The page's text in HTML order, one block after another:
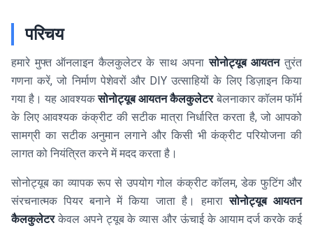
परिचय
हमारे मुफ्त ऑनलाइन कैलकुलेटर के साथ अपनासोनोट्यूब आयतनतुरंत
गणना करें, जो निर्माण पेशेवरों और DIY उत्साहियों के लिए डिज़ाइन किया
गया है। यह आवश्यकसोनोट्यूब आयतन कैलकुलेटरबेलनाकार कॉलम फॉर्म
के लिए आवश्यक कंक्रीट की सटीक मात्रा निर्धारित करता है, जो आपको
सामग्री का सटीक अनुमान लगाने और किसी भी कंक्रीट परियोजना की
लागत को नियंत्रित करने में मदद करता है।
सोनोट्यूब का व्यापक रूप से उपयोग गोल कंक्रीट कॉलम, डेक फुटिंग और
संरचनात्मक पियर बनाने में किया जाता है। हमारासोनोट्यूब आयतन
कैलकुलेटरकेवल अपने ट्यूब के व्यास और ऊंचाई के आयाम दर्ज करके कई